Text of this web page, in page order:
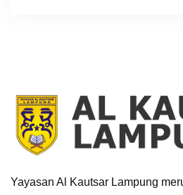
Yayasan Al Kautsar Lampung